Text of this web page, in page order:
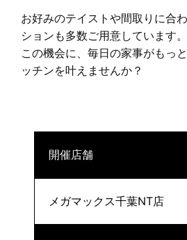
お好みのテイストや間取りに合
ションも多数ご用意しています。
この機会に、毎日の家事がもっ
ッチンを叶えませんか？
開催店舗
メガマックス千葉NT店